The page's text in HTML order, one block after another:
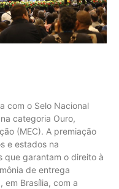
com o Selo Nacional
categoria Ouro,
(MEC). A premiação
e estados na
que garantam o direito à
de entrega
em Brasília, com a